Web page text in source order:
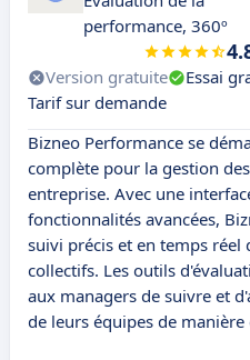
performance, 360º
Version gratuite Essai
Tarif sur demande
Bizneo Performance se
complète pour la gestion
entreprise. Avec une
fonctionnalités avancées,
suivi précis et en temps
collectifs. Les outils
aux managers de suivre et
de leurs équipes de manière